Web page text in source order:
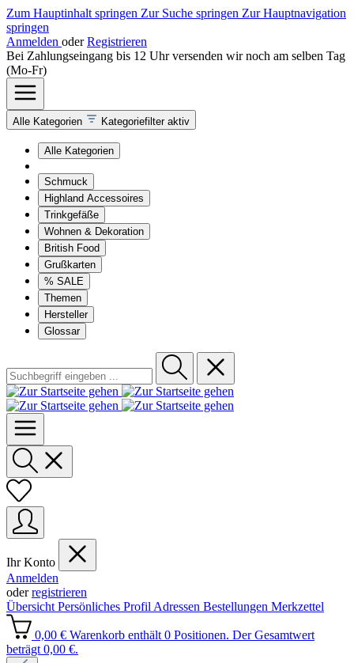
Zum Hauptinhalt springen Zur Suche springen Zur Hauptnavigation
springen
Anmelden oder Registrieren
Bei Zahlungseingang bis 12 Uhr versenden wir noch am selben Tag
(Mo-Fr)
Alle Kategorien Kategoriefilter aktiv
Alle Kategorien
Schmuck
Highland Accessoires
Trinkgefäße
Wohnen & Dekoration
British Food
Grußkarten
% SALE
Themen
Hersteller
Glossar
Ihr Konto
Anmelden
oderregistrieren
Übersicht Persönliches Profil Adressen Bestellungen Merkzettel
0,00 € Warenkorb enthält 0 Positionen. Der Gesamtwert
beträgt 0,00 €.